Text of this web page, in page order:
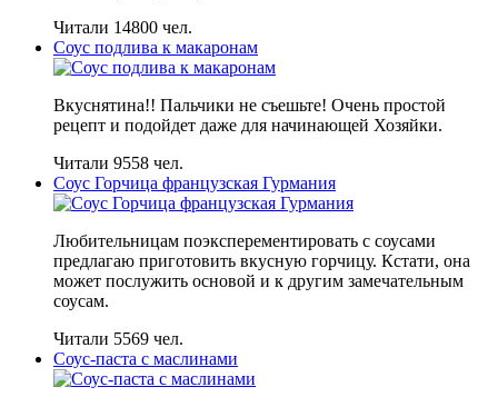
Читали 14800 чел.
Соус подлива к макаронам
Вкуснятина!! Пальчики не съешьте! Очень простой
рецепт и подойдет даже для начинающей Хозяйки.
Читали 9558 чел.
Соус Горчица французская Гурмания
Любительницам поэксперементировать с соусами
предлагаю приготовить вкусную горчицу. Кстати, она
может послужить основой и к другим замечательным
соусам.
Читали 5569 чел.
Соус-паста с маслинами